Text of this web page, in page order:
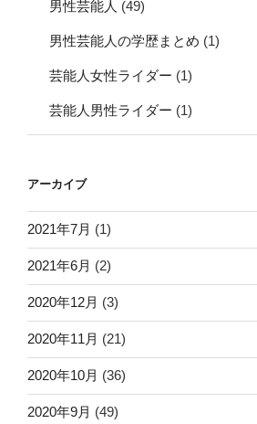
男性芸能人 (49)
男性芸能人の学歴まとめ (1)
芸能人女性ライダー (1)
芸能人男性ライダー (1)
アーカイブ
2021年7月 (1)
2021年6月 (2)
2020年12月 (3)
2020年11月 (21)
2020年10月 (36)
2020年9月 (49)